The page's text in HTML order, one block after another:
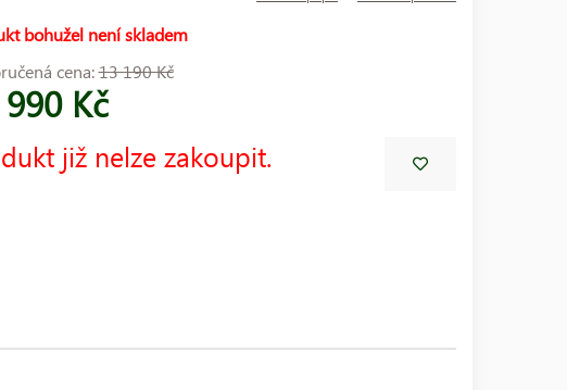
bohužel není skladem
cena:13 190 Kč
Kč
již nelze zakoupit.